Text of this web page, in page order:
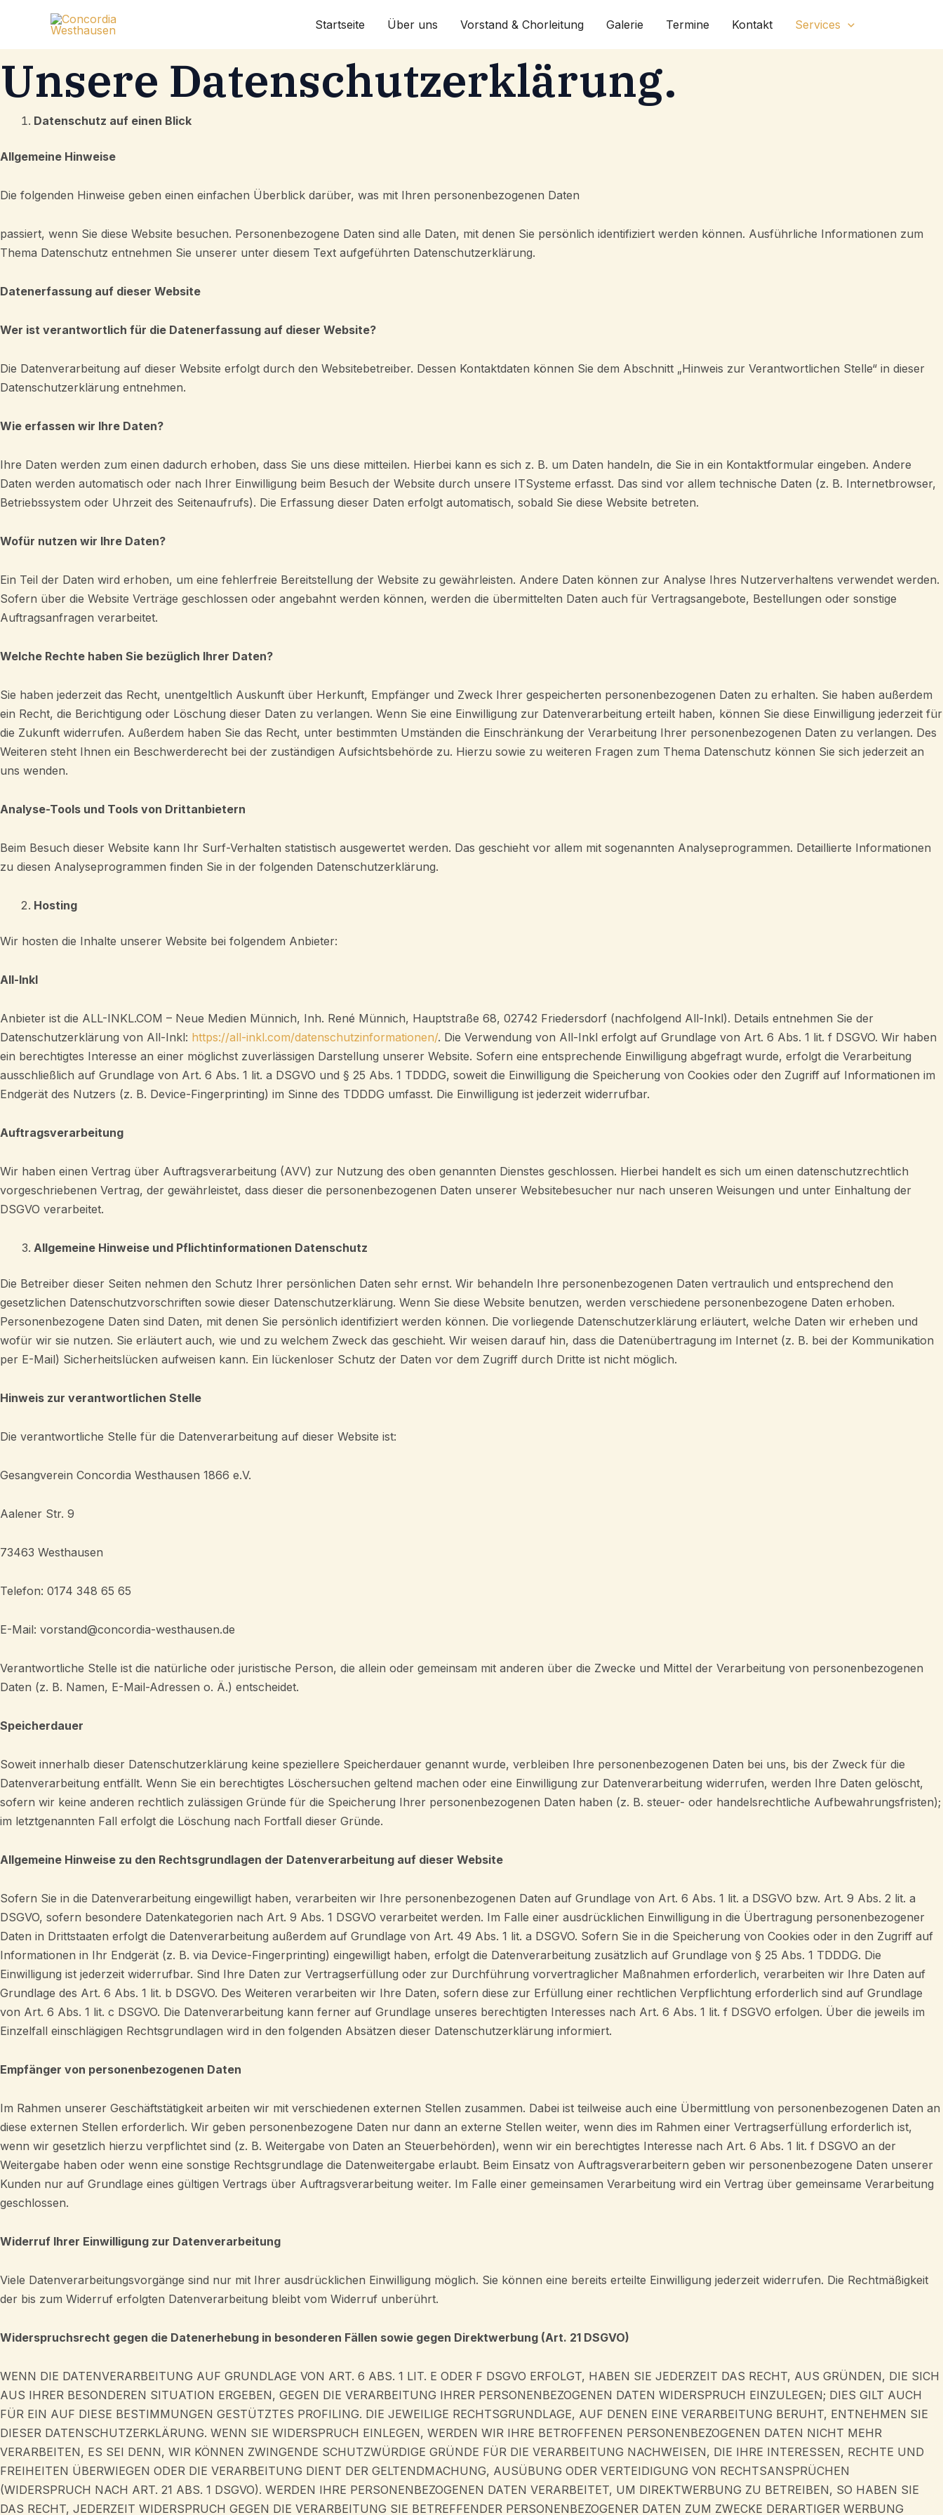
springen
Startseite Über uns Vorstand & Chorleitung Galerie Termine Kontakt Services
Unsere Datenschutzerklärung.
Datenschutz auf einen Blick
Allgemeine Hinweise
Die folgenden Hinweise geben einen einfachen Überblick darüber, was mit Ihren personenbezogenen Daten
passiert, wenn Sie diese Website besuchen. Personenbezogene Daten sind alle Daten, mit denen Sie persönlich identifiziert werden können. Ausführliche Informationen zum
Thema Datenschutz entnehmen Sie unserer unter diesem Text aufgeführten Datenschutzerklärung.
Datenerfassung auf dieser Website
Wer ist verantwortlich für die Datenerfassung auf dieser Website?
Die Datenverarbeitung auf dieser Website erfolgt durch den Websitebetreiber. Dessen Kontaktdaten können Sie dem Abschnitt „Hinweis zur Verantwortlichen Stelle“ in dieser
Datenschutzerklärung entnehmen.
Wie erfassen wir Ihre Daten?
Ihre Daten werden zum einen dadurch erhoben, dass Sie uns diese mitteilen. Hierbei kann es sich z. B. um Daten handeln, die Sie in ein Kontaktformular eingeben. Andere
Daten werden automatisch oder nach Ihrer Einwilligung beim Besuch der Website durch unsere ITSysteme erfasst. Das sind vor allem technische Daten (z. B. Internetbrowser,
Betriebssystem oder Uhrzeit des Seitenaufrufs). Die Erfassung dieser Daten erfolgt automatisch, sobald Sie diese Website betreten.
Wofür nutzen wir Ihre Daten?
Ein Teil der Daten wird erhoben, um eine fehlerfreie Bereitstellung der Website zu gewährleisten. Andere Daten können zur Analyse Ihres Nutzerverhaltens verwendet werden.
Sofern über die Website Verträge geschlossen oder angebahnt werden können, werden die übermittelten Daten auch für Vertragsangebote, Bestellungen oder sonstige
Auftragsanfragen verarbeitet.
Welche Rechte haben Sie bezüglich Ihrer Daten?
Sie haben jederzeit das Recht, unentgeltlich Auskunft über Herkunft, Empfänger und Zweck Ihrer gespeicherten personenbezogenen Daten zu erhalten. Sie haben außerdem
ein Recht, die Berichtigung oder Löschung dieser Daten zu verlangen. Wenn Sie eine Einwilligung zur Datenverarbeitung erteilt haben, können Sie diese Einwilligung jederzeit für
die Zukunft widerrufen. Außerdem haben Sie das Recht, unter bestimmten Umständen die Einschränkung der Verarbeitung Ihrer personenbezogenen Daten zu verlangen. Des
Weiteren steht Ihnen ein Beschwerderecht bei der zuständigen Aufsichtsbehörde zu. Hierzu sowie zu weiteren Fragen zum Thema Datenschutz können Sie sich jederzeit an
uns wenden.
Analyse-Tools und Tools von Drittanbietern
Beim Besuch dieser Website kann Ihr Surf-Verhalten statistisch ausgewertet werden. Das geschieht vor allem mit sogenannten Analyseprogrammen. Detaillierte Informationen
zu diesen Analyseprogrammen finden Sie in der folgenden Datenschutzerklärung.
Hosting
Wir hosten die Inhalte unserer Website bei folgendem Anbieter:
All-Inkl
Anbieter ist die ALL-INKL.COM – Neue Medien Münnich, Inh. René Münnich, Hauptstraße 68, 02742 Friedersdorf (nachfolgend All-Inkl). Details entnehmen Sie der
Datenschutzerklärung von All-Inkl: https://all-inkl.com/datenschutzinformationen/. Die Verwendung von All-Inkl erfolgt auf Grundlage von Art. 6 Abs. 1 lit. f DSGVO. Wir haben
ein berechtigtes Interesse an einer möglichst zuverlässigen Darstellung unserer Website. Sofern eine entsprechende Einwilligung abgefragt wurde, erfolgt die Verarbeitung
ausschließlich auf Grundlage von Art. 6 Abs. 1 lit. a DSGVO und § 25 Abs. 1 TDDDG, soweit die Einwilligung die Speicherung von Cookies oder den Zugriff auf Informationen im
Endgerät des Nutzers (z. B. Device-Fingerprinting) im Sinne des TDDDG umfasst. Die Einwilligung ist jederzeit widerrufbar.
Auftragsverarbeitung
Wir haben einen Vertrag über Auftragsverarbeitung (AVV) zur Nutzung des oben genannten Dienstes geschlossen. Hierbei handelt es sich um einen datenschutzrechtlich
vorgeschriebenen Vertrag, der gewährleistet, dass dieser die personenbezogenen Daten unserer Websitebesucher nur nach unseren Weisungen und unter Einhaltung der
DSGVO verarbeitet.
Allgemeine Hinweise und Pflichtinformationen Datenschutz
Die Betreiber dieser Seiten nehmen den Schutz Ihrer persönlichen Daten sehr ernst. Wir behandeln Ihre personenbezogenen Daten vertraulich und entsprechend den
gesetzlichen Datenschutzvorschriften sowie dieser Datenschutzerklärung. Wenn Sie diese Website benutzen, werden verschiedene personenbezogene Daten erhoben.
Personenbezogene Daten sind Daten, mit denen Sie persönlich identifiziert werden können. Die vorliegende Datenschutzerklärung erläutert, welche Daten wir erheben und
wofür wir sie nutzen. Sie erläutert auch, wie und zu welchem Zweck das geschieht. Wir weisen darauf hin, dass die Datenübertragung im Internet (z. B. bei der Kommunikation
per E-Mail) Sicherheitslücken aufweisen kann. Ein lückenloser Schutz der Daten vor dem Zugriff durch Dritte ist nicht möglich.
Hinweis zur verantwortlichen Stelle
Die verantwortliche Stelle für die Datenverarbeitung auf dieser Website ist:
Gesangverein Concordia Westhausen 1866 e.V.
Aalener Str. 9
73463 Westhausen
Telefon: 0174 348 65 65
E-Mail: vorstand@concordia-westhausen.de
Verantwortliche Stelle ist die natürliche oder juristische Person, die allein oder gemeinsam mit anderen über die Zwecke und Mittel der Verarbeitung von personenbezogenen
Daten (z. B. Namen, E-Mail-Adressen o. Ä.) entscheidet.
Speicherdauer
Soweit innerhalb dieser Datenschutzerklärung keine speziellere Speicherdauer genannt wurde, verbleiben Ihre personenbezogenen Daten bei uns, bis der Zweck für die
Datenverarbeitung entfällt. Wenn Sie ein berechtigtes Löschersuchen geltend machen oder eine Einwilligung zur Datenverarbeitung widerrufen, werden Ihre Daten gelöscht,
sofern wir keine anderen rechtlich zulässigen Gründe für die Speicherung Ihrer personenbezogenen Daten haben (z. B. steuer- oder handelsrechtliche Aufbewahrungsfristen);
im letztgenannten Fall erfolgt die Löschung nach Fortfall dieser Gründe.
Allgemeine Hinweise zu den Rechtsgrundlagen der Datenverarbeitung auf dieser Website
Sofern Sie in die Datenverarbeitung eingewilligt haben, verarbeiten wir Ihre personenbezogenen Daten auf Grundlage von Art. 6 Abs. 1 lit. a DSGVO bzw. Art. 9 Abs. 2 lit. a
DSGVO, sofern besondere Datenkategorien nach Art. 9 Abs. 1 DSGVO verarbeitet werden. Im Falle einer ausdrücklichen Einwilligung in die Übertragung personenbezogener
Daten in Drittstaaten erfolgt die Datenverarbeitung außerdem auf Grundlage von Art. 49 Abs. 1 lit. a DSGVO. Sofern Sie in die Speicherung von Cookies oder in den Zugriff auf
Informationen in Ihr Endgerät (z. B. via Device-Fingerprinting) eingewilligt haben, erfolgt die Datenverarbeitung zusätzlich auf Grundlage von § 25 Abs. 1 TDDDG. Die
Einwilligung ist jederzeit widerrufbar. Sind Ihre Daten zur Vertragserfüllung oder zur Durchführung vorvertraglicher Maßnahmen erforderlich, verarbeiten wir Ihre Daten auf
Grundlage des Art. 6 Abs. 1 lit. b DSGVO. Des Weiteren verarbeiten wir Ihre Daten, sofern diese zur Erfüllung einer rechtlichen Verpflichtung erforderlich sind auf Grundlage
von Art. 6 Abs. 1 lit. c DSGVO. Die Datenverarbeitung kann ferner auf Grundlage unseres berechtigten Interesses nach Art. 6 Abs. 1 lit. f DSGVO erfolgen. Über die jeweils im
Einzelfall einschlägigen Rechtsgrundlagen wird in den folgenden Absätzen dieser Datenschutzerklärung informiert.
Empfänger von personenbezogenen Daten
Im Rahmen unserer Geschäftstätigkeit arbeiten wir mit verschiedenen externen Stellen zusammen. Dabei ist teilweise auch eine Übermittlung von personenbezogenen Daten an
diese externen Stellen erforderlich. Wir geben personenbezogene Daten nur dann an externe Stellen weiter, wenn dies im Rahmen einer Vertragserfüllung erforderlich ist,
wenn wir gesetzlich hierzu verpflichtet sind (z. B. Weitergabe von Daten an Steuerbehörden), wenn wir ein berechtigtes Interesse nach Art. 6 Abs. 1 lit. f DSGVO an der
Weitergabe haben oder wenn eine sonstige Rechtsgrundlage die Datenweitergabe erlaubt. Beim Einsatz von Auftragsverarbeitern geben wir personenbezogene Daten unserer
Kunden nur auf Grundlage eines gültigen Vertrags über Auftragsverarbeitung weiter. Im Falle einer gemeinsamen Verarbeitung wird ein Vertrag über gemeinsame Verarbeitung
geschlossen.
Widerruf Ihrer Einwilligung zur Datenverarbeitung
Viele Datenverarbeitungsvorgänge sind nur mit Ihrer ausdrücklichen Einwilligung möglich. Sie können eine bereits erteilte Einwilligung jederzeit widerrufen. Die Rechtmäßigkeit
der bis zum Widerruf erfolgten Datenverarbeitung bleibt vom Widerruf unberührt.
Widerspruchsrecht gegen die Datenerhebung in besonderen Fällen sowie gegen Direktwerbung (Art. 21 DSGVO)
WENN DIE DATENVERARBEITUNG AUF GRUNDLAGE VON ART. 6 ABS. 1 LIT. E ODER F DSGVO ERFOLGT, HABEN SIE JEDERZEIT DAS RECHT, AUS GRÜNDEN, DIE SICH
AUS IHRER BESONDEREN SITUATION ERGEBEN, GEGEN DIE VERARBEITUNG IHRER PERSONENBEZOGENEN DATEN WIDERSPRUCH EINZULEGEN; DIES GILT AUCH
FÜR EIN AUF DIESE BESTIMMUNGEN GESTÜTZTES PROFILING. DIE JEWEILIGE RECHTSGRUNDLAGE, AUF DENEN EINE VERARBEITUNG BERUHT, ENTNEHMEN SIE
DIESER DATENSCHUTZERKLÄRUNG. WENN SIE WIDERSPRUCH EINLEGEN, WERDEN WIR IHRE BETROFFENEN PERSONENBEZOGENEN DATEN NICHT MEHR
VERARBEITEN, ES SEI DENN, WIR KÖNNEN ZWINGENDE SCHUTZWÜRDIGE GRÜNDE FÜR DIE VERARBEITUNG NACHWEISEN, DIE IHRE INTERESSEN, RECHTE UND
FREIHEITEN ÜBERWIEGEN ODER DIE VERARBEITUNG DIENT DER GELTENDMACHUNG, AUSÜBUNG ODER VERTEIDIGUNG VON RECHTSANSPRÜCHEN
(WIDERSPRUCH NACH ART. 21 ABS. 1 DSGVO). WERDEN IHRE PERSONENBEZOGENEN DATEN VERARBEITET, UM DIREKTWERBUNG ZU BETREIBEN, SO HABEN SIE
DAS RECHT, JEDERZEIT WIDERSPRUCH GEGEN DIE VERARBEITUNG SIE BETREFFENDER PERSONENBEZOGENER DATEN ZUM ZWECKE DERARTIGER WERBUNG